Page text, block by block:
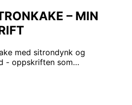
– MIN
med sitrondynk og
- oppskriften som…